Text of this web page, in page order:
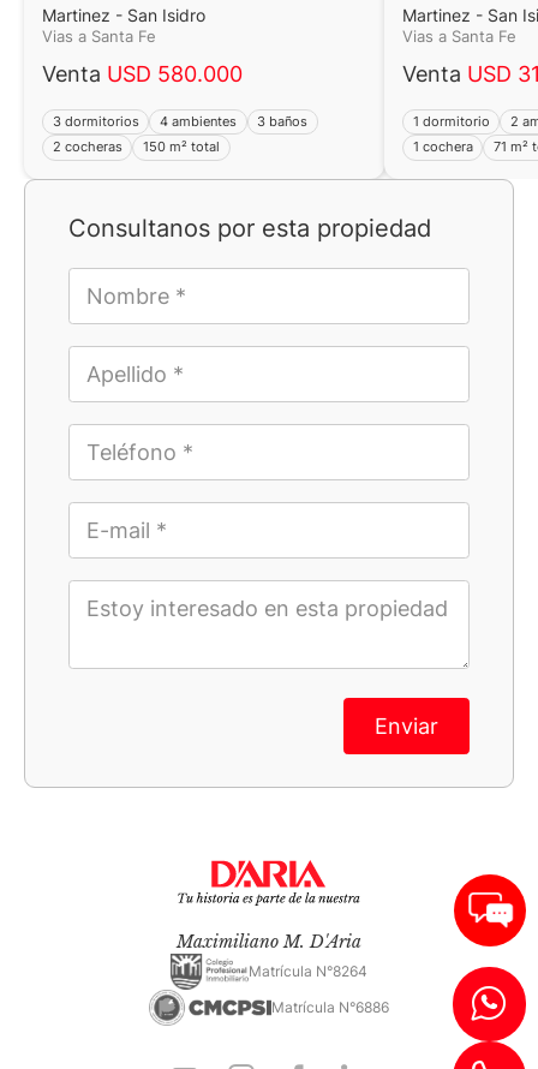
Consultanos por esta propiedad
Enviar
Martinez - San Isidro
Vias a Santa Fe
Venta USD 580.000
3 dormitorios 4 ambientes
3 baños
2 cocheras
150 m² total
Martinez - San
Vias a Santa Fe
Venta USD
1 dormitorio
2
1 cochera
71 m²
Maximiliano M. D'Aria
Matrícula N°8264
Matrícula N°6886